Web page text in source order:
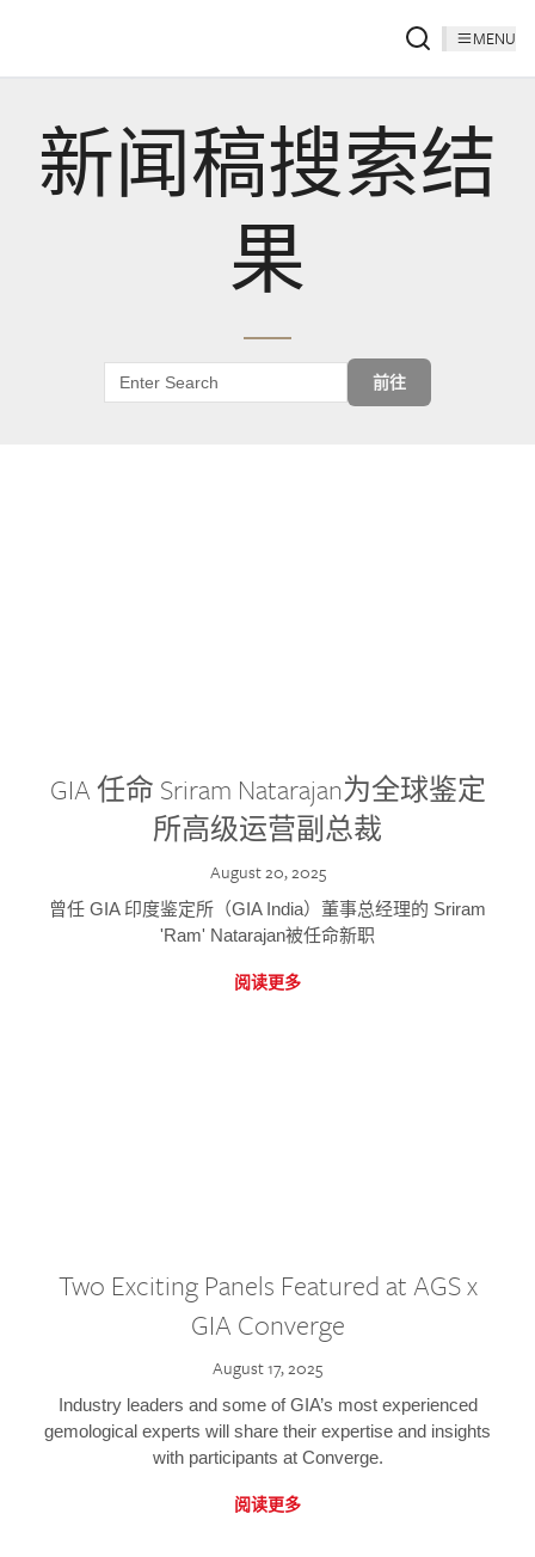
MENU
新闻稿搜索结
果
前往
GIA 任命 Sriram Natarajan为全球鉴定
所高级运营副总裁
August 20, 2025
曾任 GIA 印度鉴定所（GIA India）董事总经理的 Sriram
'Ram' Natarajan被任命新职
阅读更多
Two Exciting Panels Featured at AGS x
GIA Converge
August 17, 2025
Industry leaders and some of GIA’s most experienced
gemological experts will share their expertise and insights
with participants at Converge.
阅读更多